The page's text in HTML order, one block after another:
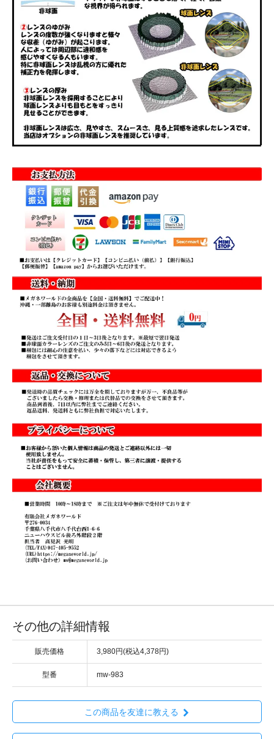
その他の詳細情報
販売価格 3,980円(税込4,378円)
型番 mw-983
この商品を友達に教える